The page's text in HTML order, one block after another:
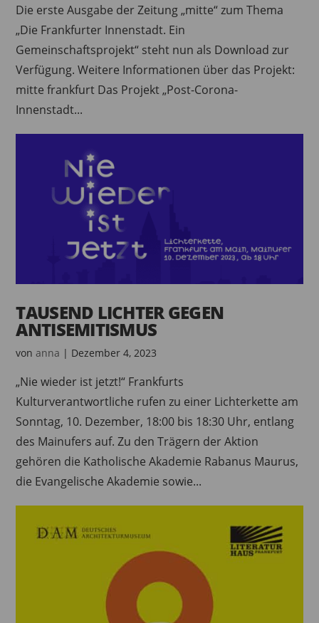
Die erste Ausgabe der Zeitung „mitte“ zum Thema
„Die Frankfurter Innenstadt. Ein
Gemeinschaftsprojekt“ steht nun als Download zur
Verfügung. Weitere Informationen über das Projekt:
mitte frankfurt Das Projekt „Post-Corona-
Innenstadt...
TAUSEND LICHTER GEGEN
ANTISEMITISMUS
vonanna | Dezember 4, 2023
„Nie wieder ist jetzt!“ Frankfurts
Kulturverantwortliche rufen zu einer Lichterkette am
Sonntag, 10. Dezember, 18:00 bis 18:30 Uhr, entlang
des Mainufers auf. Zu den Trägern der Aktion
gehören die Katholische Akademie Rabanus Maurus,
die Evangelische Akademie sowie...